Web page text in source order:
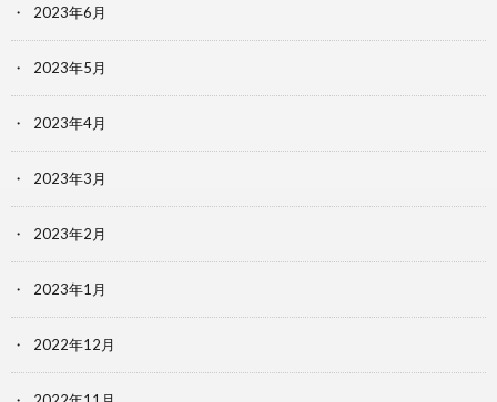
2023年6月
2023年5月
2023年4月
2023年3月
2023年2月
2023年1月
2022年12月